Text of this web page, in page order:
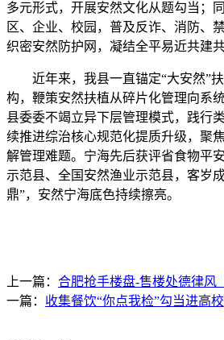
多元形式，开展安然文化从题勾当；
区、企业、校园，普及反诈、消防、
织密安然防护网，凝结全平易近共建
近年来，我县一直锚定“大安然”扶
构，鞭策安然扶植从碎片化管理向系
县委委不竭立异下层管理模式，践行
续推进综治核心规范化提质升级，聚
解管理难题。宁海先后获评省食物平
示范县、全国安然渔业示范县，客岁
鼎”，安然宁海底色持续擦亮。
上一篇： 合肥抢手楼盘-售楼处德律风
一篇： 收集餐饮“你点我检”勾当进高校